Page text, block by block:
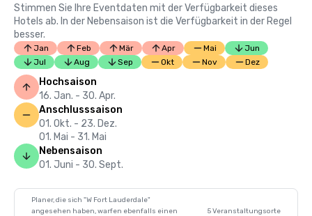
Stimmen Sie Ihre Eventdaten mit der Verfügbarkeit dieses
Hotels ab. In der Nebensaison ist die Verfügbarkeit in der Regel
besser.
Jan Feb Mär Apr Mai
Jun
Jul
Aug Sep Okt Nov Dez
Hochsaison
16. Jan. - 30. Apr.
Anschlusssaison
01. Okt. - 23. Dez.
01. Mai - 31. Mai
Nebensaison
01. Juni - 30. Sept.
Planer, die sich "W Fort Lauderdale"
angesehen haben, warfen ebenfalls einen
5 Veranstaltungsorte